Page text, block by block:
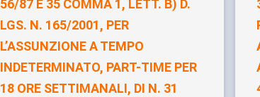
56/87 E 35 COMMA 1, LETT. B) D.
LGS. N. 165/2001, PER
L’ASSUNZIONE A TEMPO
INDETERMINATO, PART-TIME PER
18 ORE SETTIMANALI, DI N. 31